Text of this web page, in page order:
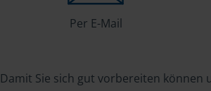
Per E-Mail
Damit Sie sich gut vorbereiten können